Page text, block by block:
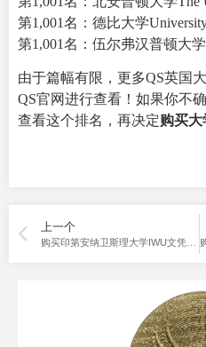
第1,001名：德比大学
第1,001名：伍尔弗汉普顿大
由于篇幅有限，更多QS英国
QS官网进行查看！如果你不
查看这个排名，再决定购买大
上一个